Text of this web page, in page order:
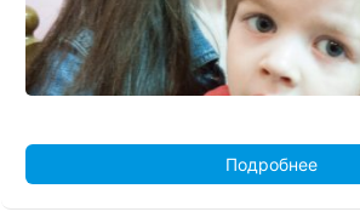
Подробнее